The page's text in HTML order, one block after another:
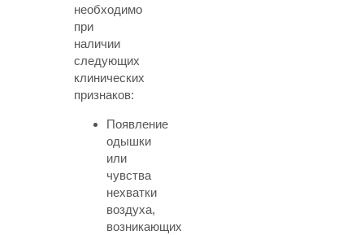
необходимо
при
наличии
следующих
клинических
признаков:
Появление
одышки
или
чувства
нехватки
воздуха,
возникающих